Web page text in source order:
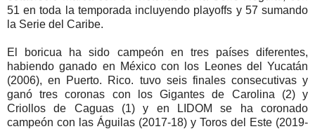
51 en toda la temporada incluyendo playoffs y 57 sumando
la Serie del Caribe.
El boricua ha sido campeón en tres países diferentes,
habiendo ganado en México con los Leones del Yucatán
(2006), en Puerto. Rico. tuvo seis finales consecutivas y
ganó tres coronas con los Gigantes de Carolina (2) y
Criollos de Caguas (1) y en LIDOM se ha coronado
campeón con las Águilas (2017-18) y Toros del Este (2019-